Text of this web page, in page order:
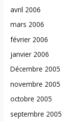
avril 2006
mars 2006
février 2006
janvier 2006
Décembre 2005
novembre 2005
octobre 2005
septembre 2005